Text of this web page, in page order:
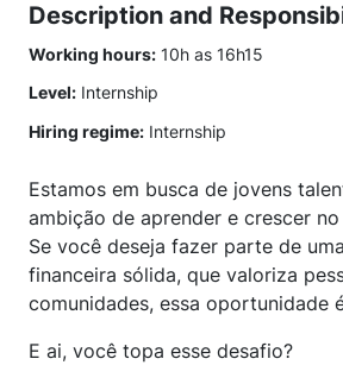
Description and
Working hours: 10h as 16h15
Level: Internship
Hiring regime: Internship
Estamos em busca de jovens
ambição de aprender e crescer
Se você deseja fazer parte de
financeira sólida, que valoriza
comunidades, essa oportunidade
E ai, você topa esse desafio?